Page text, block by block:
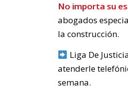
No importa su
abogados
la construcción.
Liga De
atenderle
semana.